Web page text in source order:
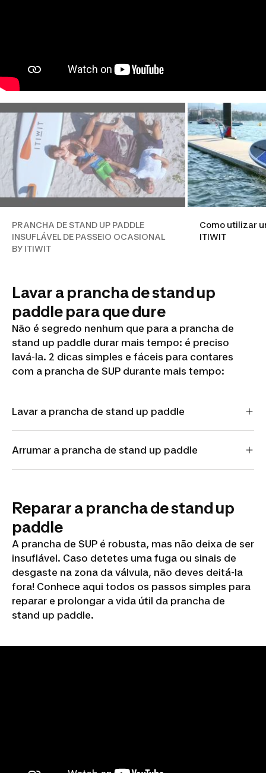
PRANCHA DE STAND UP PADDLE
INSUFLÁVEL DE PASSEIO OCASIONAL
BY ITIWIT
Como utilizar
ITIWIT
Lavar a prancha de stand up
paddle para que dure
Não é segredo nenhum que para a prancha de
stand up paddle durar mais tempo: é preciso
lavá-la. 2 dicas simples e fáceis para contares
com a prancha de SUP durante mais tempo:
Lavar a prancha de stand up paddle
Arrumar a prancha de stand up paddle
Reparar a prancha de stand up
paddle
A prancha de SUP é robusta, mas não deixa de ser
insuflável. Caso detetes uma fuga ou sinais de
desgaste na zona da válvula, não deves deitá-la
fora! Conhece aqui todos os passos simples para
reparar e prolongar a vida útil da prancha de
stand up paddle.